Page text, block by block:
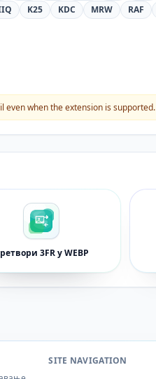
K25 KDC MRW RAF
even when the extension is supported.
3FR у WEBP
SITE NAVIGATION